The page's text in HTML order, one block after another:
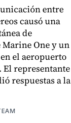
entre
causó una
de
One y un
el aeropuerto
El representante
respuestas a la